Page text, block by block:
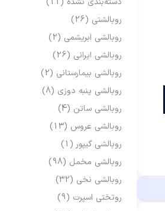
روبالشتی (26)
روبالشی ابریشمی (2)
روبالشی ایرانی (26)
روبالشی بیمارستانی (2)
روبالشی پنبه دوزی (8)
روبالشی ساتن (4)
روبالشی عروس (13)
روبالشی گیپور (1)
روبالشی مخمل (98)
روبالشی نخی (32)
روتختی اسپرت (9)